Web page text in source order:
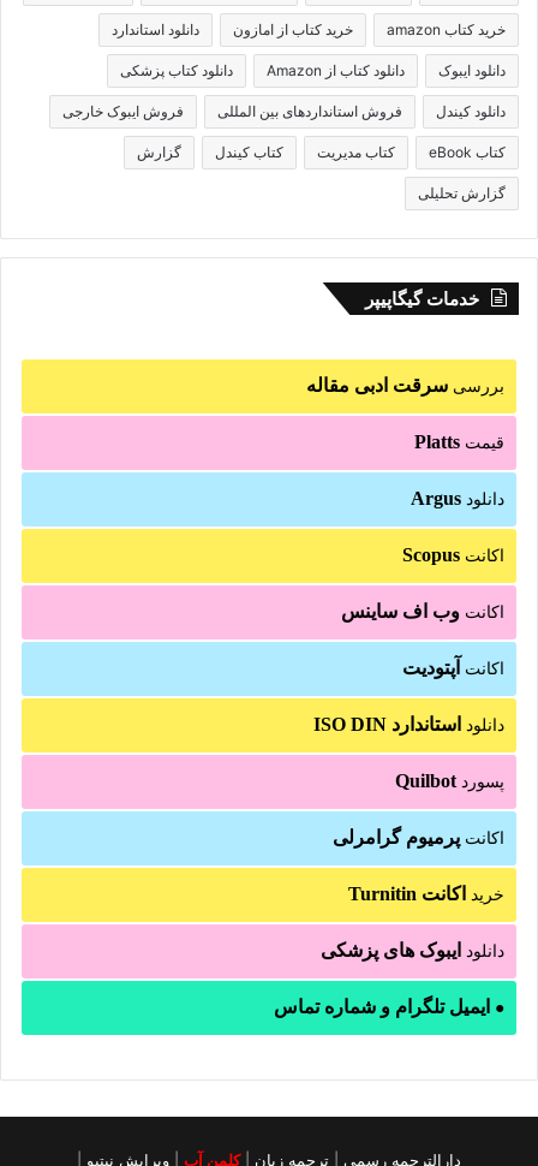
خرید کتاب amazon خرید کتاب از امازون دانلود استاندارد
دانلود ایبوک دانلود کتاب از Amazon دانلود کتاب پزشکی
دانلود کیندل فروش استانداردهای بین المللی فروش ایبوک خارجی
کتاب eBook کتاب مدیریت کتاب کیندل گزارش
گزارش تحلیلی
خدمات گیگاپیپر
بررسی سرقت ادبی مقاله
قیمت Platts
دانلود Argus
اکانت Scopus
اکانت وب اف ساینس
اکانت آپتودیت
دانلود استاندارد ISO DIN
پسوردQuilbot
اکانت پرمیوم گرامرلی
خرید اکانت Turnitin
دانلود ایبوک های پزشکی
● ایمیل تلگرام و شماره تماس
دارالترجمه رسمی ترجمه زبان |کلمن آب ویرایش نیتیو